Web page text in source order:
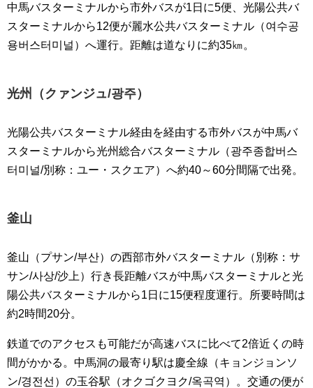
中馬バスターミナルから市外バスが1日に5便、光陽公共バ
スターミナルから12便が麗水公共バスターミナル（여수공
용버스터미널）へ運行。距離は道なりに約35㎞。
光州（クァンジュ/광주）
光陽公共バスターミナル経由を経由する市外バスが中馬バ
スターミナルから光州総合バスターミナル（광주종합버스
터미널/別称：ユー・スクエア）へ約40～60分間隔で出発。
釜山
釜山（プサン/부산）の西部市外バスターミナル（別称：サ
サン/사상/沙上）行き長距離バスが中馬バスターミナルと光
陽公共バスターミナルから1日に15便程度運行。所要時間は
約2時間20分。
鉄道でのアクセスも可能だが高速バスに比べて2倍近くの時
間がかかる。中馬洞の最寄り駅は慶全線（キョンジョンソ
ン/경전선）の玉谷駅（オクゴクヨク/옥곡역）。交通の便が